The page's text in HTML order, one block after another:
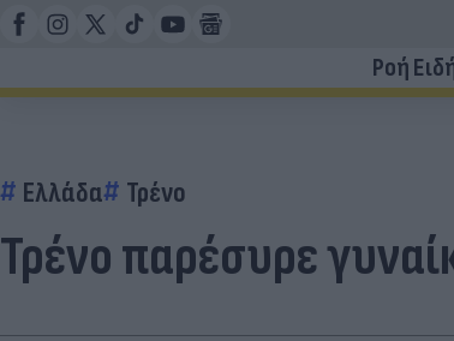
Ροή
Ελλάδα Τρένο
Τρένο παρέσυρε